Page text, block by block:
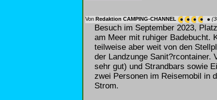
Von Redaktion CAMPING-CHANNEL
Besuch im September 2023,
am Meer mit ruhiger Badebucht.
teilweise aber weit von den
der Landzunge Sanit?rcontainer.
sehr gut) und Strandbars sowie
zwei Personen im Reisemobil in
Strom.